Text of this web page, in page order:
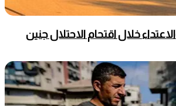
خلال اقتحام الاحتلال جنين